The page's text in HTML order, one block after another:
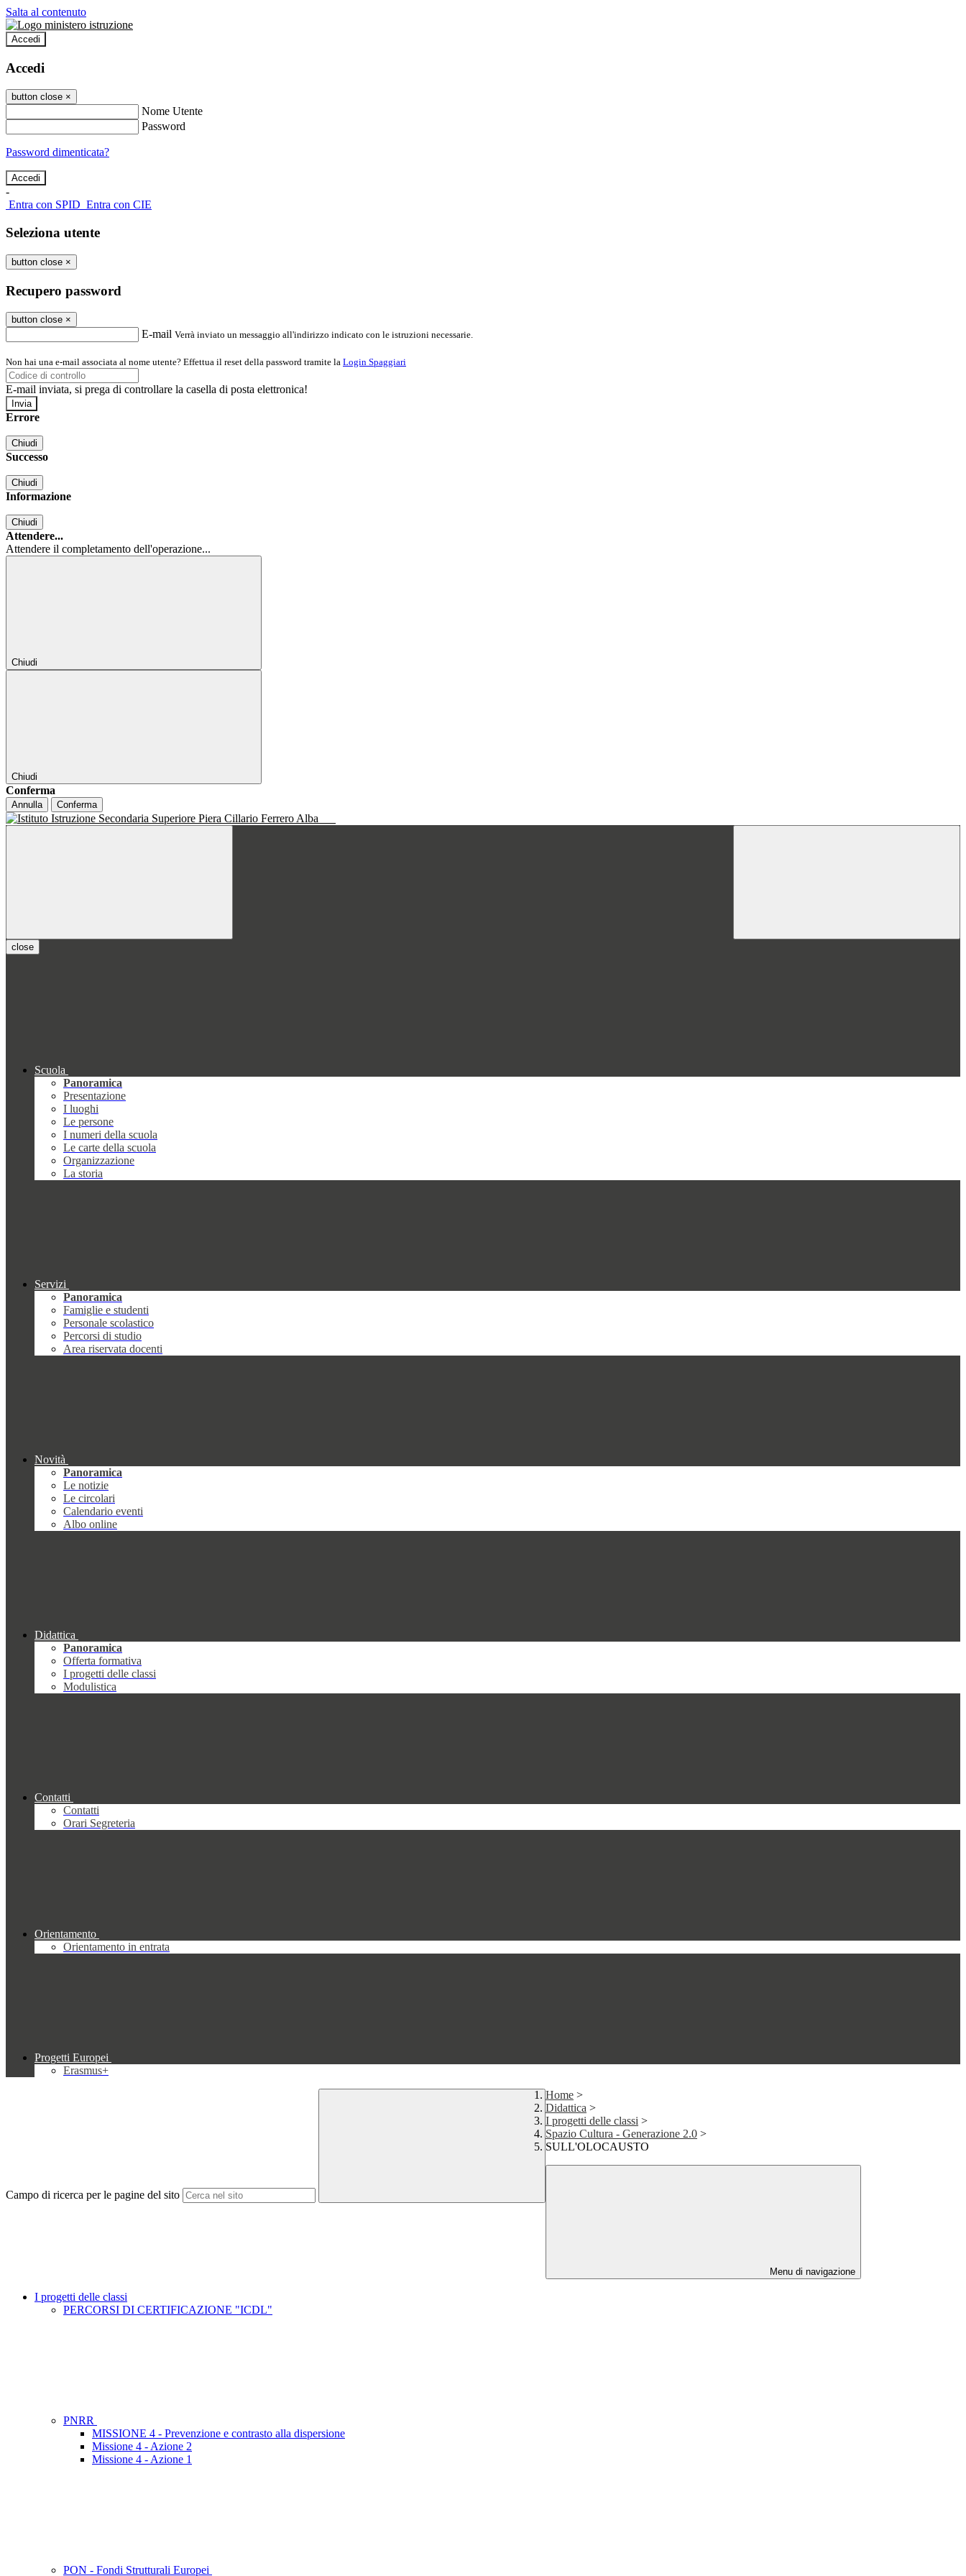
Salta al contenuto
Accedi
Accedi
button close ×
Nome Utente
Password
Password dimenticata?
-
Entra con SPID Entra con CIE
Seleziona utente
button close ×
Recupero password
button close ×
E-mail Verrà inviato un messaggio all'indirizzo indicato con le istruzioni necessarie.
Non hai una e-mail associata al nome utente? Effettua il reset della password tramite la Login Spaggiari
E-mail inviata, si prega di controllare la casella di posta elettronica!
Errore
Chiudi
Successo
Chiudi
Informazione
Chiudi
Attendere...
Attendere il completamento dell'operazione...
Chiudi
Chiudi
Conferma
Annulla Conferma
close
Scuola
Panoramica
Presentazione
I luoghi
Le persone
I numeri della scuola
Le carte della scuola
Organizzazione
La storia
Servizi
Panoramica
Famiglie e studenti
Personale scolastico
Percorsi di studio
Area riservata docenti
Novità
Panoramica
Le notizie
Le circolari
Calendario eventi
Albo online
Didattica
Panoramica
Offerta formativa
I progetti delle classi
Modulistica
Contatti
Contatti
Orari Segreteria
Orientamento
Orientamento in entrata
Progetti Europei
Erasmus+
Campo di ricerca per le pagine del sito
Home >
Didattica >
I progetti delle classi >
Spazio Cultura - Generazione 2.0 >
SULL'OLOCAUSTO
Menu di navigazione
I progetti delle classi
PERCORSI DI CERTIFICAZIONE "ICDL"
PNRR
MISSIONE 4 - Prevenzione e contrasto alla dispersione
Missione 4 - Azione 2
Missione 4 - Azione 1
PON - Fondi Strutturali Europei